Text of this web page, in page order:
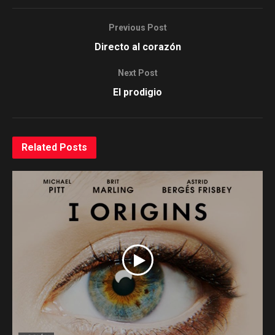
Previous Post
Directo al corazón
Next Post
El prodigio
Related Posts